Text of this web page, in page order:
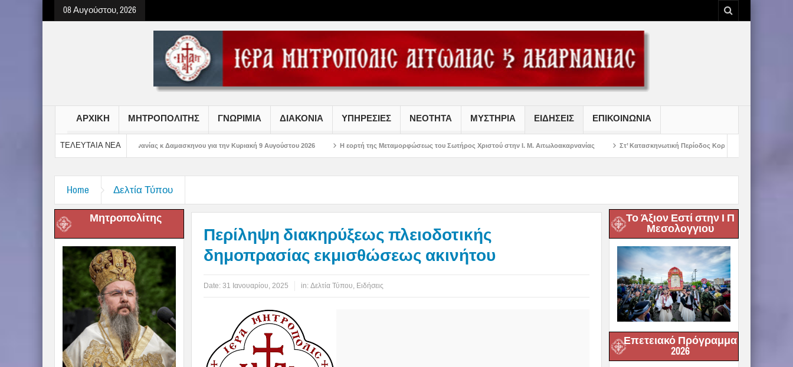
08 Αυγούστου, 2026
ΑΡΧΙΚΗ ΜΗΤΡΟΠΟΛΙΤΗΣ ΓΝΩΡΙΜΙΑ ΔΙΑΚΟΝΙΑ ΥΠΗΡΕΣΙΕΣ ΝΕΟΤΗΤΑ ΜΥΣΤΗΡΙΑ ΕΙΔΗΣΕΙΣ ΕΠΙΚΟΙΝΩΝΙΑ
ΤΕΛΕΥΤΑΙΑ ΝΕΑ
Αιτωλίας και Ακαρνανίας κ Δαμασκηνου για την Κυριακή 9 Αυγούστου 2026 Η εορτή της Μεταμορφώσεως του Σωτήρος Χριστού στην Ι. Μ. Αιτωλοακαρνανίας Στ’ Κατασκηνωτική Περίοδος Κοριτσιών Γυμνασίου
Home Δελτία Τύπου
Μητροπολίτης
Περίληψη διακηρύξεως πλειοδοτικής
δημοπρασίας εκμισθώσεως ακινήτου
Date: 31 Ιανουαρίου, 2025 in: Δελτία Τύπου, Ειδήσεις
Το Άξιον Εστί στην Ι Π
Μεσολογγιου
Επετειακό Πρόγραμμα
2026